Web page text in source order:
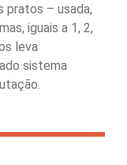
pratos – usada,
iguais a 1, 2,
leva
sistema